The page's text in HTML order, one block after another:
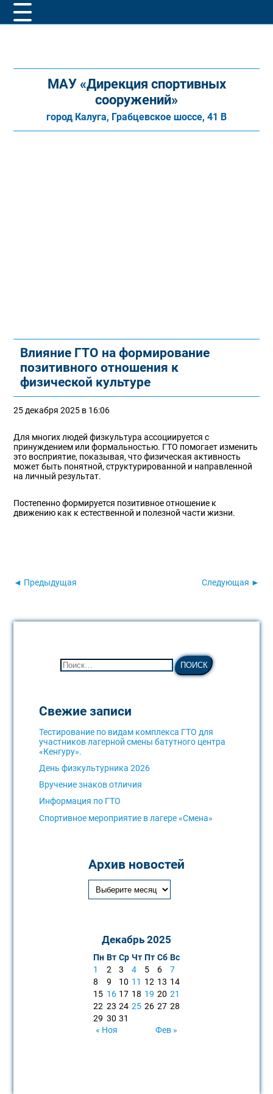
МАУ «Дирекция спортивных
сооружений»
город Калуга, Грабцевское шоссе, 41 В
Влияние ГТО на формирование
позитивного отношения к
физической культуре
25 декабря 2025 в 16:06
Для многих людей физкультура ассоциируется с
принуждением или формальностью. ГТО помогает изменить
это восприятие, показывая, что физическая активность
может быть понятной, структурированной и направленной
на личный результат.
Постепенно формируется позитивное отношение к
движению как к естественной и полезной части жизни.
◄ Предыдущая Следующая ►
Свежие записи
Тестирование по видам комплекса ГТО для
участников лагерной смены батутного центра
«Кенгуру».
День физкультурника 2026
Вручение знаков отличия
Информация по ГТО
Спортивное мероприятие в лагере «Смена»
Архив новостей
Декабрь 2025
Пн Вт Ср Чт Пт Сб Вс
1
2 3 4 5 6
7
8
9 10 11 12 13 14
15 16 17 18 19 20 21
22 23 24 25 26 27 28
29 30 31
« Ноя
Фев »